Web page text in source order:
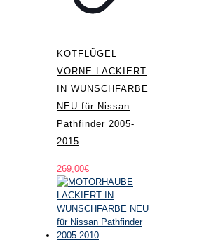
KOTFLÜGEL
VORNE LACKIERT
IN WUNSCHFARBE
NEU für Nissan
Pathfinder 2005-
2015
269,00€